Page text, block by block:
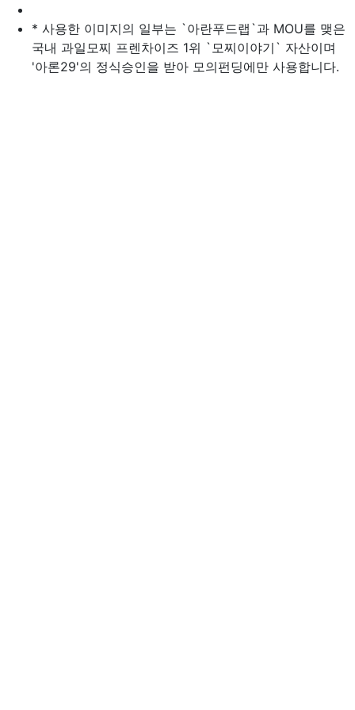
* 사용한 이미지의 일부는 `아란푸드랩`과 MOU를 맺은
국내 과일모찌 프렌차이즈 1위 `모찌이야기` 자산이며
'아론29'의 정식승인을 받아 모의펀딩에만 사용합니다.